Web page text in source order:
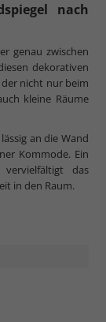
nach
genau zwischen
dekorativen
nicht nur beim
kleine Räume
an die Wand
Kommode. Ein
das
in den Raum.